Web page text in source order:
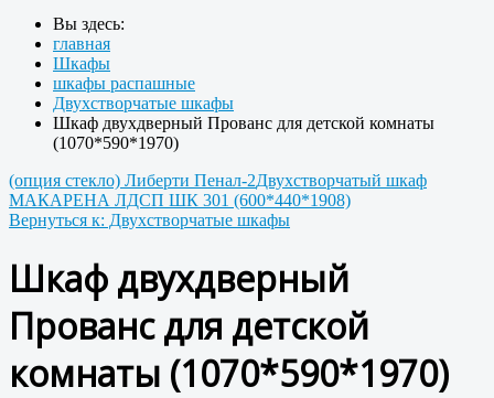
Вы здесь:
главная
Шкафы
шкафы распашные
Двухстворчатые шкафы
Шкаф двухдверный Прованс для детской комнаты
(1070*590*1970)
(опция стекло) Либерти Пенал-2Двухстворчатый шкаф
МАКАРЕНА ЛДСП ШК 301 (600*440*1908)
Вернуться к: Двухстворчатые шкафы
Шкаф двухдверный
Прованс для детской
комнаты (1070*590*1970)